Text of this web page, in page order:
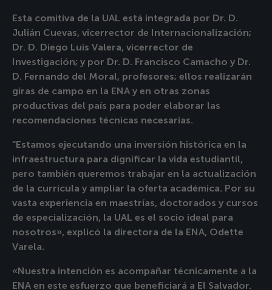
Esta comitiva de la UAL está integrada por Dr. D.
Julián Cuevas, vicerrector de Internacionalización;
Dr. D. Diego Luis Valera, vicerrector de
Investigación; y por Dr. D. Francisco Camacho y Dr.
D. Fernando del Moral, profesores; ellos realizarán
giras de campo en la ENA y en otras zonas
productivas del país para poder elaborar las
recomendaciones técnicas necesarias.
“Estamos ejecutando una inversión histórica en la
infraestructura para dignificar la vida estudiantil,
pero también queremos trabajar en la actualización
de la currícula y ampliar la oferta académica. Por su
vasta experiencia en maestrías, doctorados y cursos
de especialización, la UAL es el socio ideal para
nosotros», explicó la directora de la ENA, Odette
Varela.
«Nuestra intención es acompañar técnicamente a la
ENA en este esfuerzo que beneficiará a El Salvador.